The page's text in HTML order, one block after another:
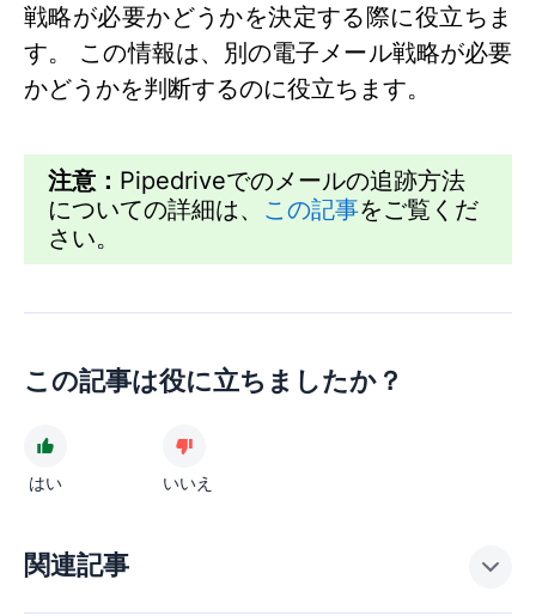
戦略が必要かどうかを決定する際に役立ちま
す。 この情報は、別の電子メール戦略が必要
かどうかを判断するのに役立ちます。
注意： Pipedriveでのメールの追跡方法
についての詳細は、 この記事をご覧くだ
さい。
この記事は役に立ちましたか？
はい いいえ
関連記事